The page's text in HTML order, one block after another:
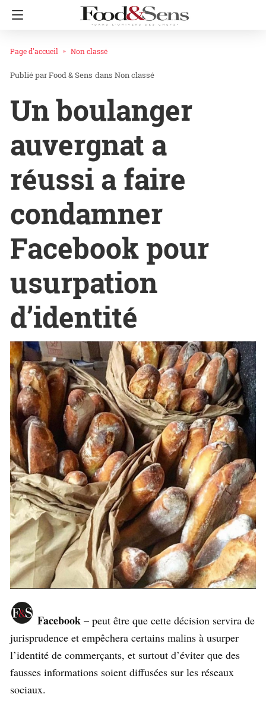
Page d'accueil Non classé
Food & Sens dans Non classé
Un boulanger
auvergnat a
réussi a faire
condamner
Facebook pour
usurpation
d’identité
Facebook – peut être que cette décision servira de
jurisprudence et empêchera certains malins à usurper
l’identité de commerçants, et surtout d’éviter que des
fausses informations soient diffusées sur les réseaux
sociaux.